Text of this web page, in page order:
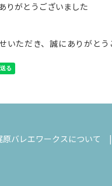
りがとうございました
いただき、誠にありがとう
原バレエワークスについて